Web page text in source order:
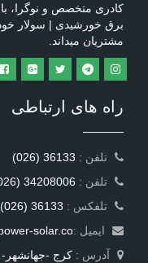
کادری متخصص و نوگرا، با
برق خورشیدی | سولار
مشتریان میداند.
راه های ارتباطی
(026) 36133
34208006
(026) 36133
ایمیل :solar.co
آدرس : کرج -جهانشهر-